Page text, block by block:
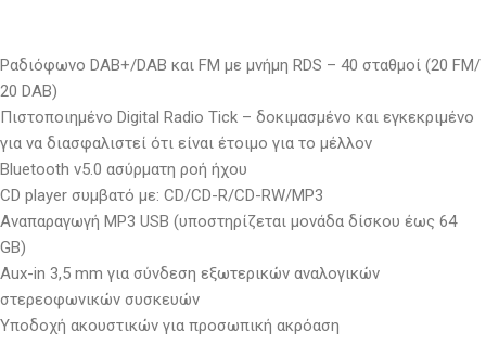
Ραδιόφωνο DAB+/DAB και FM με μνήμη RDS – 40 σταθμοί (20 FM/
20 DAB)
Πιστοποιημένο Digital Radio Tick – δοκιμασμένο και εγκεκριμένο
για να διασφαλιστεί ότι είναι έτοιμο για το μέλλον
Bluetooth v5.0 ασύρματη ροή ήχου
CD player συμβατό με: CD/CD-R/CD-RW/MP3
Αναπαραγωγή MP3 USB (υποστηρίζεται μονάδα δίσκου έως 64
GB)
Aux-in 3,5 mm για σύνδεση εξωτερικών αναλογικών
στερεοφωνικών συσκευών
Υποδοχή ακουστικών για προσωπική ακρόαση